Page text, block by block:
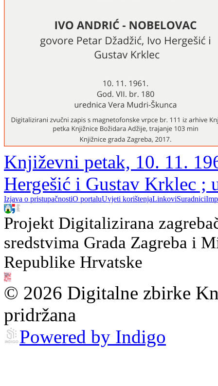
Književni petak, 10. 11.
Hergešić i Gustav Krklec ;
Izjava o pristupačnostiO portaluUvjeti korištenjaLinkoviSuradnici
Projekt Digitalizirana
sredstvima Grada Zagreba i
Republike Hrvatske
© 2026 Digitalne zbirke
pridržana
Powered by Indigo